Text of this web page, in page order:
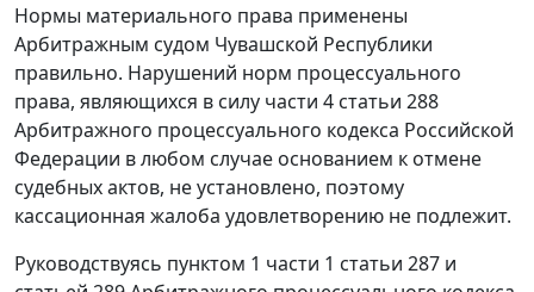
Нормы материального права применены
Арбитражным судом Чувашской Республики
правильно. Нарушений норм процессуального
права, являющихся в силу части 4 статьи 288
Арбитражного процессуального кодекса Российской
Федерации в любом случае основанием к отмене
судебных актов, не установлено, поэтому
кассационная жалоба удовлетворению не подлежит.
Руководствуясь пунктом 1 части 1 статьи 287 и